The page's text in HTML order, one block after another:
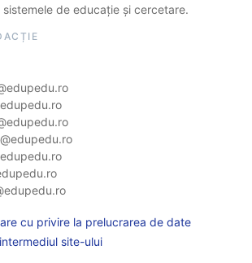
de educație și cercetare.
cu privire la prelucrarea de date
site-ului